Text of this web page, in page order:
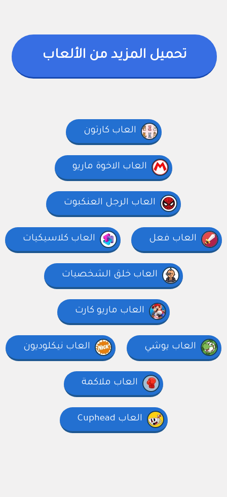
تحميل المزيد من الألعاب
العاب كارتون
العاب الاخوة ماريو
العاب الرجل العنكبوت
العاب فعل العاب كلاسيكيات
العاب خلق الشخصيات
العاب ماريو كارت
العاب يوشي العاب نيكلوديون
العاب ملاكمة
العاب Cuphead